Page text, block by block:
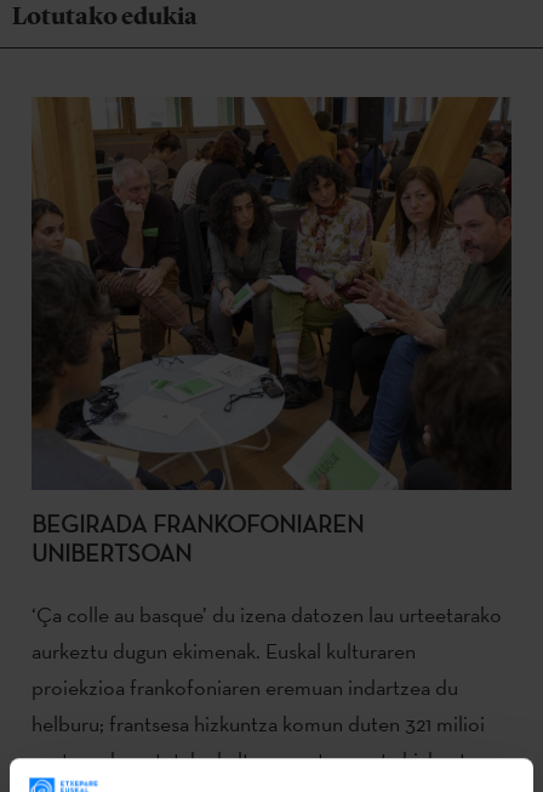
Lotutako edukia
BEGIRADA FRANKOFONIAREN
UNIBERTSOAN
‘Ça colle au basque’ du izena datozen lau urteetarako
aurkeztu dugun ekimenak. Euskal kulturaren
proiekzioa frankofoniaren eremuan indartzea du
helburu; frantsesa hizkuntza komun duten 321 milioi
pertsonak osatutako kultura, nortasun eta hizkuntzen